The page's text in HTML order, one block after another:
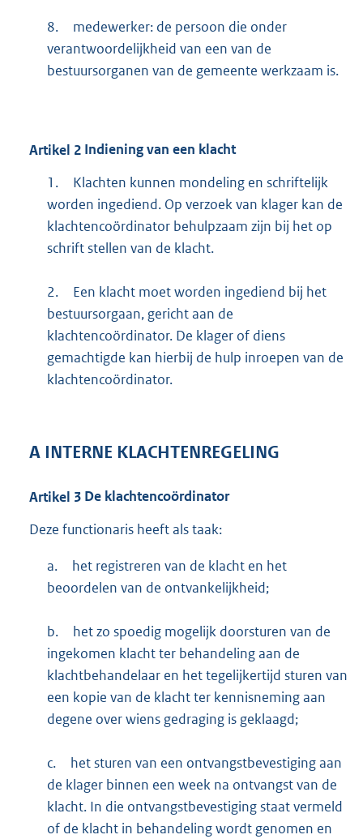
8.
medewerker: de persoon die onder
verantwoordelijkheid van een van de
bestuursorganen van de gemeente werkzaam is.
Artikel 2 Indiening van een klacht
1.
Klachten kunnen mondeling en schriftelijk
worden ingediend. Op verzoek van klager kan de
klachtencoördinator behulpzaam zijn bij het op
schrift stellen van de klacht.
2.
Een klacht moet worden ingediend bij het
bestuursorgaan, gericht aan de
klachtencoördinator. De klager of diens
gemachtigde kan hierbij de hulp inroepen van de
klachtencoördinator.
A INTERNE KLACHTENREGELING
Artikel 3 De klachtencoördinator
Deze functionaris heeft als taak:
a.
het registreren van de klacht en het
beoordelen van de ontvankelijkheid;
b.
het zo spoedig mogelijk doorsturen van de
ingekomen klacht ter behandeling aan de
klachtbehandelaar en het tegelijkertijd sturen van
een kopie van de klacht ter kennisneming aan
degene over wiens gedraging is geklaagd;
c.
het sturen van een ontvangstbevestiging aan
de klager binnen een week na ontvangst van de
klacht. In die ontvangstbevestiging staat vermeld
of de klacht in behandeling wordt genomen en